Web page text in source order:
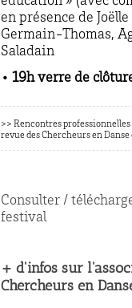
en présence de
Germain-Thomas,
Saladain
• 19hverre de
>> Rencontres
revue des Chercheurs en
Consulter /
festival
+ d'infos sur
Chercheurs en